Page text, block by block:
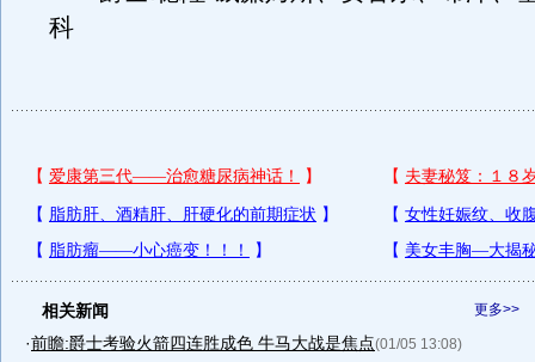
科
更多>>
相关新闻
·前瞻:爵士考验火箭四连胜成色 牛马大战是焦点(01/05 13:08)